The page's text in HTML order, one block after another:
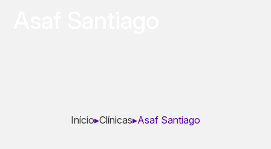
Início▸Clínicas▸Asaf Santiago